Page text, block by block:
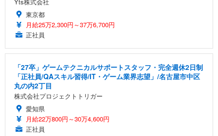
東京都
月給25万2,300円～37万6,700円
正社員
「27卒」ゲームテクニカルサポートスタッフ・完全週休2日制
「正社員/QAスキル習得/IT・ゲーム業界志望」/名古屋市中区
丸の内2丁目
株式会社プロジェクトトリガー
愛知県
月給22万800円～30万4,600円
正社員